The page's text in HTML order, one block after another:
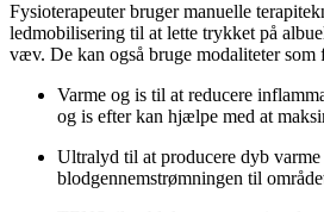
Fysioterapeuter bruger manuelle
ledmobilisering til at lette trykket på
væv. De kan også bruge modaliteter som
Varme og is til at reducere
og is efter kan hjælpe med at
Ultralyd til at producere dyb varme
blodgennemstrømningen til